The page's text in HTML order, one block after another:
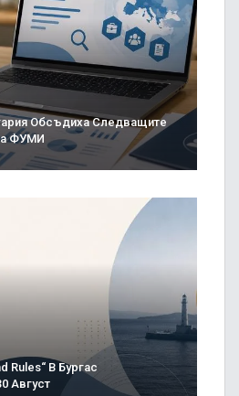
Обсъдиха Следващите
ФУМИ
Rules“ В Бургас
Август